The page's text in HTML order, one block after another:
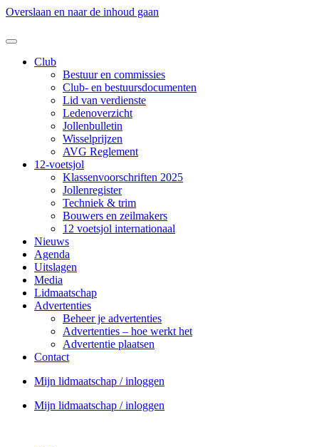
Overslaan en naar de inhoud gaan
Club
Bestuur en commissies
Club- en bestuursdocumenten
Lid van verdienste
Ledenoverzicht
Jollenbulletin
Wisselprijzen
AVG Reglement
12-voetsjol
Klassenvoorschriften 2025
Jollenregister
Techniek & trim
Bouwers en zeilmakers
12 voetsjol internationaal
Nieuws
Agenda
Uitslagen
Media
Lidmaatschap
Advertenties
Beheer je advertenties
Advertenties – hoe werkt het
Advertentie plaatsen
Contact
Mijn lidmaatschap / inloggen
Mijn lidmaatschap / inloggen